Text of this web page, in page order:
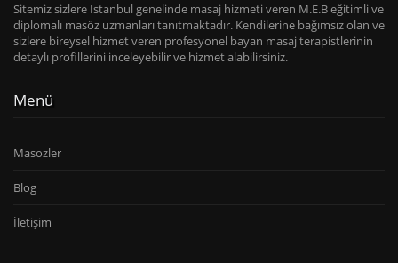
Sitemiz sizlere İstanbul genelinde masaj hizmeti veren M.E.B eğitimli ve
diplomalı masöz uzmanları tanıtmaktadır. Kendilerine bağımsız olan ve
sizlere bireysel hizmet veren profesyonel bayan masaj terapistlerinin
detaylı profillerini inceleyebilir ve hizmet alabilirsiniz.
Menü
Masozler
Blog
İletişim